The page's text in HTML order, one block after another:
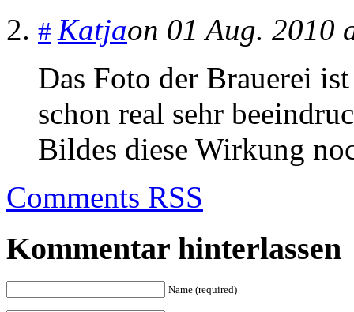
# Katjaon 01 Aug. 2010
Das Foto der Brauerei
schon real sehr
Bildes diese Wirkung
Comments RSS
Kommentar hinterlassen
Name (required)